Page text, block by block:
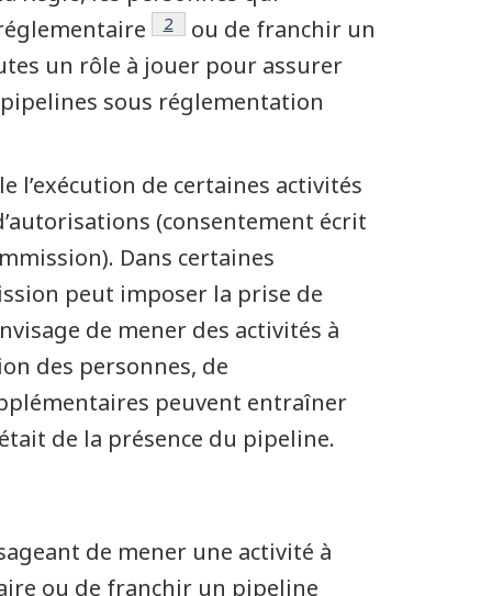
Note de bas de page
2 ou de franchir un
un rôle à jouer pour assurer
sous réglementation
l’exécution de certaines activités
(consentement écrit
Dans certaines
peut imposer la prise de
de mener des activités à
des personnes, de
peuvent entraîner
de la présence du pipeline.
de mener une activité à
ou de franchir un pipeline